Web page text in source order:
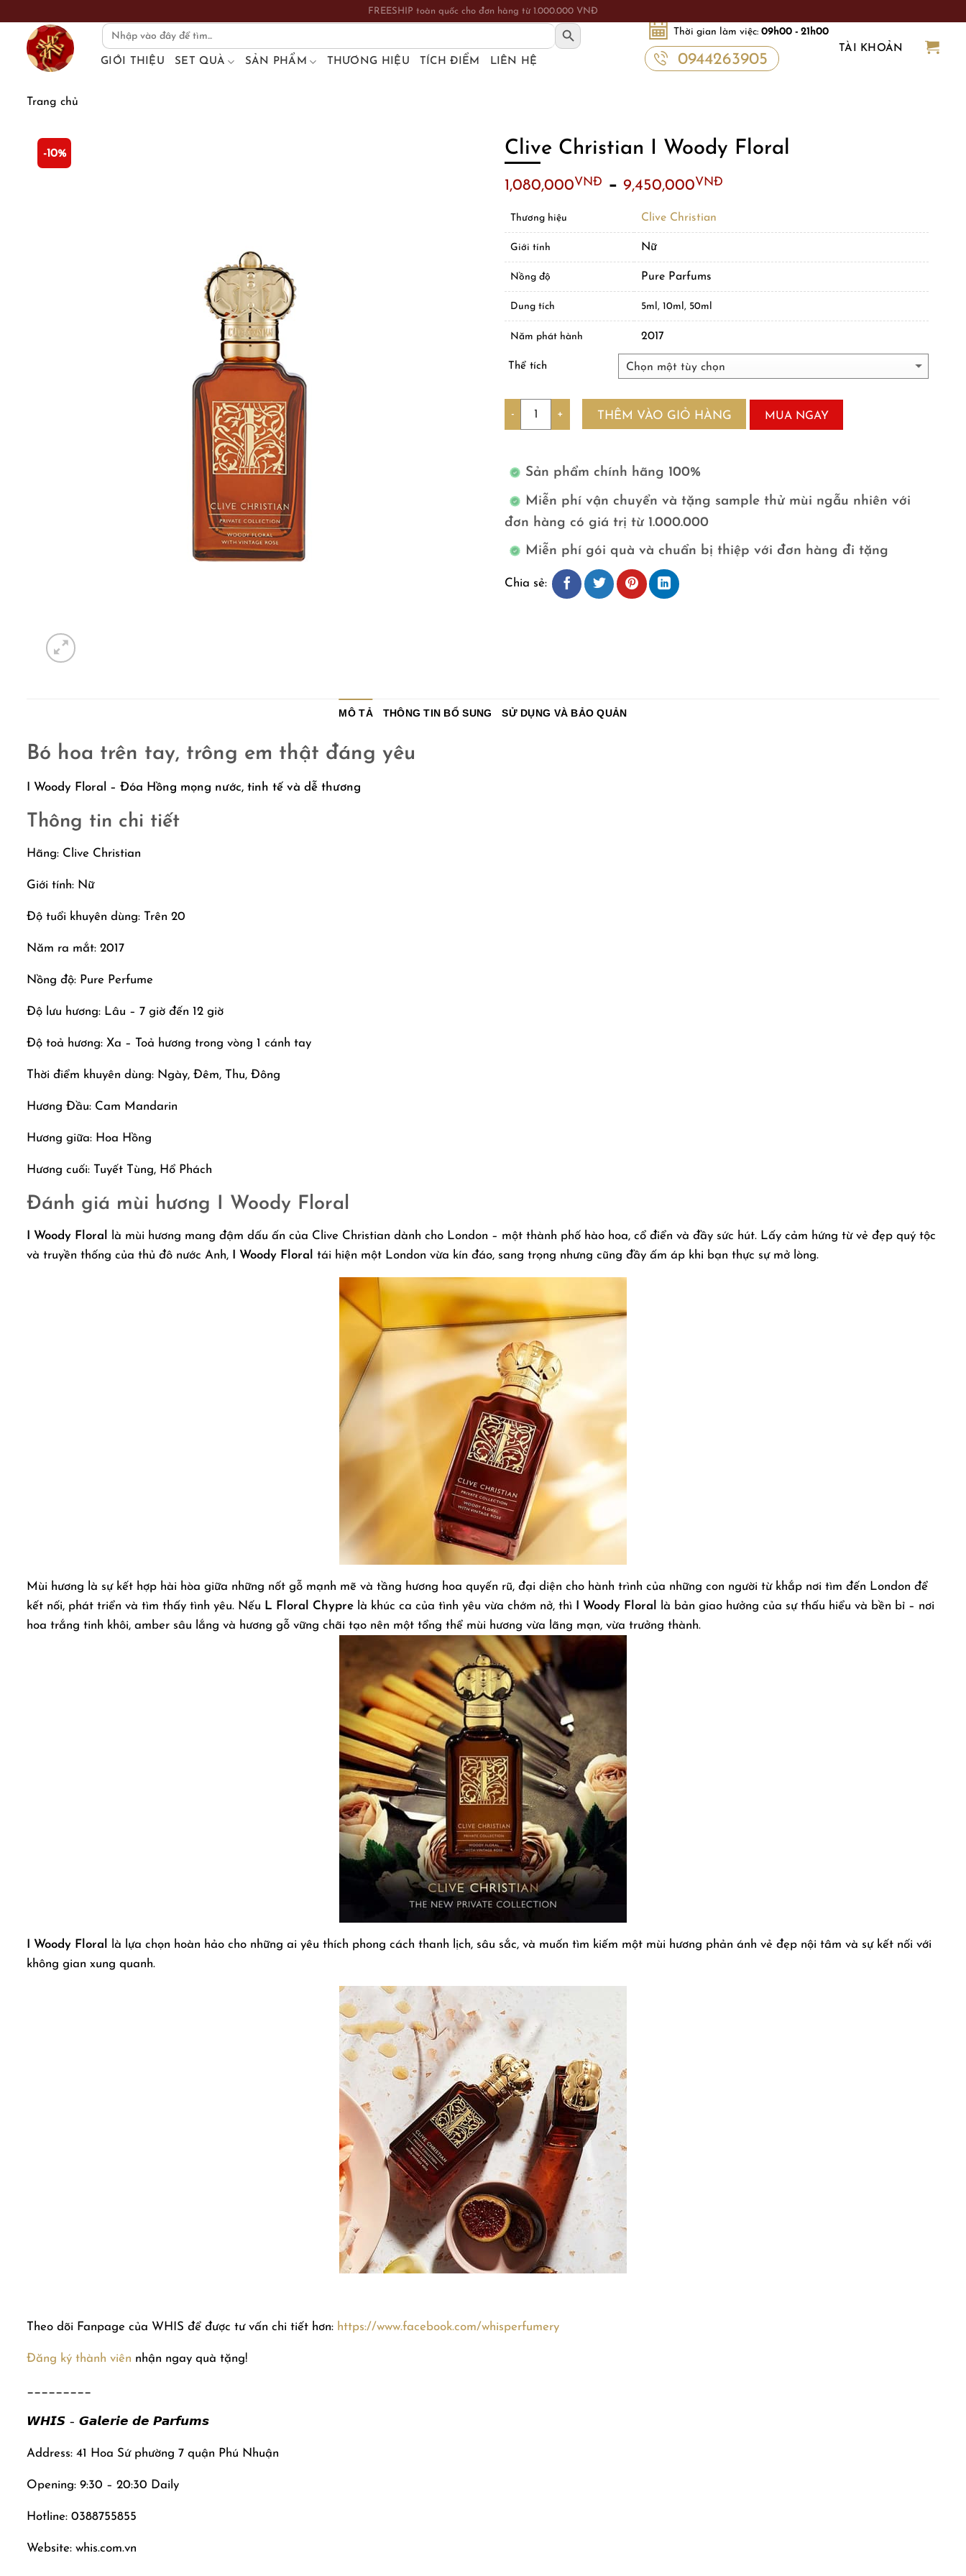
content
FREESHIP toàn quốc cho đơn hàng từ 1.000.000 VNĐ
Search
SEARCH BUTTON
GIỚI THIỆU SET QUÀ SẢN PHẨM THƯƠNG HIỆU TÍCH ĐIỂM LIÊN HỆ
Thời gian làm việc: 09h00 - 21h00
0944263905
TÀI KHOẢN
Trang chủ
-10% Clive Christian I Woody Floral
1,080,000VNĐ – 9,450,000VNĐ
Thương hiệu Clive Christian
Giới tính Nữ
Nồng độ Pure Parfums
Dung tích 5ml, 10ml, 50ml
Năm phát hành 2017
Thể tích
Số lượng
THÊM VÀO GIỎ HÀNG MUA NGAY
Sản phẩm chính hãng 100%
Miễn phí vận chuyển và tặng sample thử mùi ngẫu nhiên với
đơn hàng có giá trị từ 1.000.000
Miễn phí gói quà và chuẩn bị thiệp với đơn hàng đi tặng
Chia sẻ:
MÔ TẢ THÔNG TIN BỔ SUNG SỬ DỤNG VÀ BẢO QUẢN
Bó hoa trên tay, trông em thật đáng yêu
I Woody Floral – Đóa Hồng mọng nước, tinh tế và dễ thương
Thông tin chi tiết
Hãng: Clive Christian
Giới tính: Nữ
Độ tuổi khuyên dùng: Trên 20
Năm ra mắt: 2017
Nồng độ: Pure Perfume
Độ lưu hương: Lâu – 7 giờ đến 12 giờ
Độ toả hương: Xa – Toả hương trong vòng 1 cánh tay
Thời điểm khuyên dùng: Ngày, Đêm, Thu, Đông
Hương Đầu: Cam Mandarin
Hương giữa: Hoa Hồng
Hương cuối: Tuyết Tùng, Hổ Phách
Đánh giá mùi hương I Woody Floral
I Woody Floral
là mùi hương mang đậm dấu ấn của Clive Christian dành cho London – một thành phố hào hoa, cổ điển và đầy sức hút. Lấy cảm hứng từ vẻ đẹp quý tộc
và truyền thống của thủ đô nước Anh,
I Woody Floral tái hiện một London vừa kín đáo, sang trọng nhưng cũng đầy ấm áp khi bạn thực sự mở lòng.
Mùi hương là sự kết hợp hài hòa giữa những nốt gỗ mạnh mẽ và tầng hương hoa quyến rũ, đại diện cho hành trình của những con người từ khắp nơi tìm đến London để
kết nối, phát triển và tìm thấy tình yêu. Nếu L Floral Chypre là khúc ca của tình yêu vừa chớm nở, thì I Woody Floral
là bản giao hưởng của sự thấu hiểu và bền bỉ – nơi
hoa trắng tinh khôi, amber sâu lắng và hương gỗ vững chãi tạo nên một tổng thể mùi hương vừa lãng mạn, vừa trưởng thành.
I Woody Floral
là lựa chọn hoàn hảo cho những ai yêu thích phong cách thanh lịch, sâu sắc, và muốn tìm kiếm một mùi hương phản ánh vẻ đẹp nội tâm và sự kết nối với
không gian xung quanh.
Theo dõi Fanpage của WHIS để được tư vấn chi tiết hơn: https://www.facebook.com/whisperfumery
Đăng ký thành viên nhận ngay quà tặng!
_________
𝙒𝙃𝙄𝙎 – 𝙂𝙖𝙡𝙚𝙧𝙞𝙚 𝙙𝙚 𝙋𝙖𝙧𝙛𝙪𝙢𝙨
Address: 41 Hoa Sứ phường 7 quận Phú Nhuận
Opening: 9:30 – 20:30 Daily
Hotline: 0388755855
Website: whis.com.vn